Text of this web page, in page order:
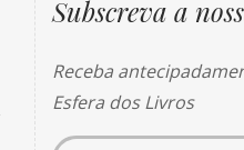
Subscreva a
Receba
Esfera dos Livros